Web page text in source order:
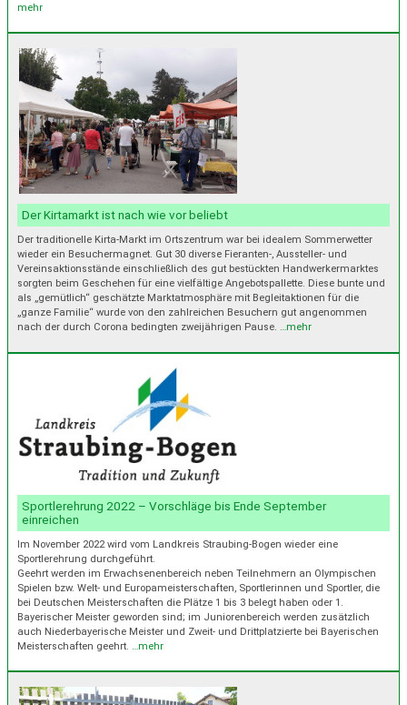
mehr
Der Kirtamarkt ist nach wie vor beliebt
Der traditionelle Kirta-Markt im Ortszentrum war bei idealem Sommerwetter
wieder ein Besuchermagnet. Gut 30 diverse Fieranten-, Aussteller- und
Vereinsaktionsstände einschließlich des gut bestückten Handwerkermarktes
sorgten beim Geschehen für eine vielfältige Angebotspallette. Diese bunte und
als „gemütlich“ geschätzte Marktatmosphäre mit Begleitaktionen für die
„ganze Familie“ wurde von den zahlreichen Besuchern gut angenommen
nach der durch Corona bedingten zweijährigen Pause. …mehr
Sportlerehrung 2022 – Vorschläge bis Ende September
einreichen
Im November 2022 wird vom Landkreis Straubing-Bogen wieder eine
Sportlerehrung durchgeführt.
Geehrt werden im Erwachsenenbereich neben Teilnehmern an Olympischen
Spielen bzw. Welt- und Europameisterschaften, Sportlerinnen und Sportler, die
bei Deutschen Meisterschaften die Plätze 1 bis 3 belegt haben oder 1.
Bayerischer Meister geworden sind; im Juniorenbereich werden zusätzlich
auch Niederbayerische Meister und Zweit- und Drittplatzierte bei Bayerischen
Meisterschaften geehrt. …mehr